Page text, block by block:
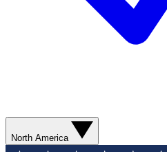
North America